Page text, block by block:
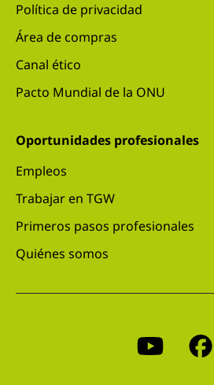
Política de privacidad
Área de compras
Canal ético
Pacto Mundial de la ONU
Oportunidades profesionales
Empleos
Trabajar en TGW
Primeros pasos profesionales
Quiénes somos